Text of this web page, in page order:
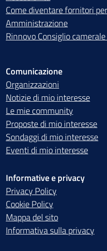
Come diventare fornitori
Amministrazione
Rinnovo Consiglio
Comunicazione
Organizzazioni
Notizie di mio interesse
Le mie community
Proposte di mio interesse
Sondaggi di mio interesse
Eventi di mio interesse
Informative e privacy
Privacy Policy
Cookie Policy
Mappa del sito
Informativa sulla privacy